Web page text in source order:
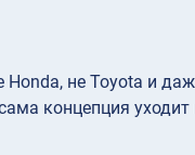
не Toyota и
концепция